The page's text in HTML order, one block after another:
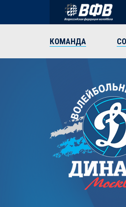
КОМАНДА